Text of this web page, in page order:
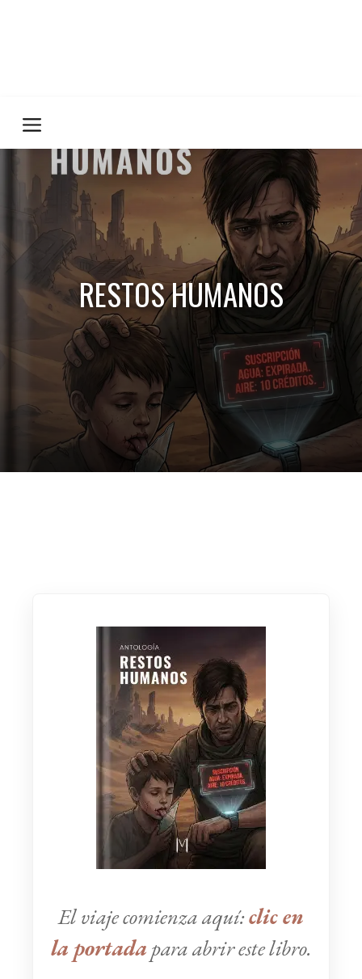
RESTOS HUMANOS
El viaje comienza aquí:clic en
la portada para abrir este libro.